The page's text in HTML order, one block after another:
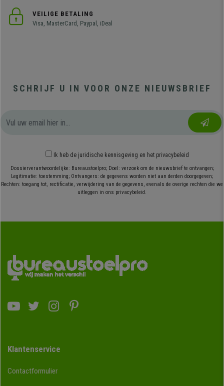
VEILIGE BETALING
Visa, MasterCard, Paypal, iDeal
SCHRIJF U IN VOOR ONZE NIEUWSBRIEF
Ik heb de juridische kennisgeving en het privacybeleid
Dossierverantwoordelijke: Bureaustoelpro; Doel: verzoek om de nieuwsbrief te ontvangen;
Legitimatie: toestemming; Ontvangers: de gegevens worden niet aan derden doorgegeven;
Rechten: toegang tot, rectificatie, verwijdering van de gegevens, evenals de overige rechten die we
uitleggen in ons privacybeleid.
Klantenservice
Contactformulier